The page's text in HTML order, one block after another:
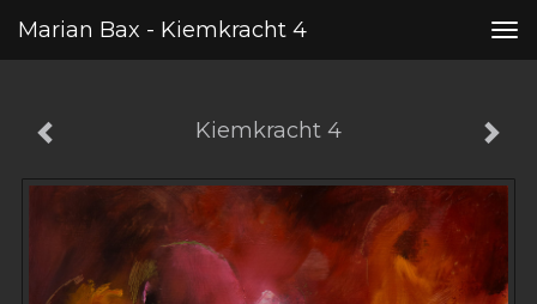
Marian Bax - Kiemkracht 4
Kiemkracht 4